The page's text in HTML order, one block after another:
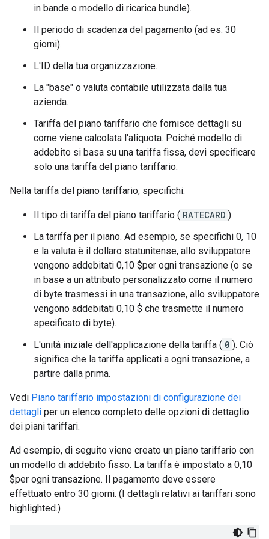
in bande o modello di ricarica bundle).
Il periodo di scadenza del pagamento (ad es. 30
giorni).
L'ID della tua organizzazione.
La "base" o valuta contabile utilizzata dalla tua
azienda.
Tariffa del piano tariffario che fornisce dettagli su
come viene calcolata l'aliquota. Poiché modello di
addebito si basa su una tariffa fissa, devi specificare
solo una tariffa del piano tariffario.
Nella tariffa del piano tariffario, specifichi:
Il tipo di tariffa del piano tariffario ( RATECARD ).
La tariffa per il piano. Ad esempio, se specifichi 0, 10
e la valuta è il dollaro statunitense, allo sviluppatore
vengono addebitati 0,10 $per ogni transazione (o se
in base a un attributo personalizzato come il numero
di byte trasmessi in una transazione, allo sviluppatore
vengono addebitati 0,10 $ che trasmette il numero
specificato di byte).
L'unità iniziale dell'applicazione della tariffa ( 0 ). Ciò
significa che la tariffa applicati a ogni transazione, a
partire dalla prima.
Vedi Piano tariffario impostazioni di configurazione dei
dettagli per un elenco completo delle opzioni di dettaglio
dei piani tariffari.
Ad esempio, di seguito viene creato un piano tariffario con
un modello di addebito fisso. La tariffa è impostato a 0,10
$per ogni transazione. Il pagamento deve essere
effettuato entro 30 giorni. (I dettagli relativi ai tariffari sono
highlighted.)